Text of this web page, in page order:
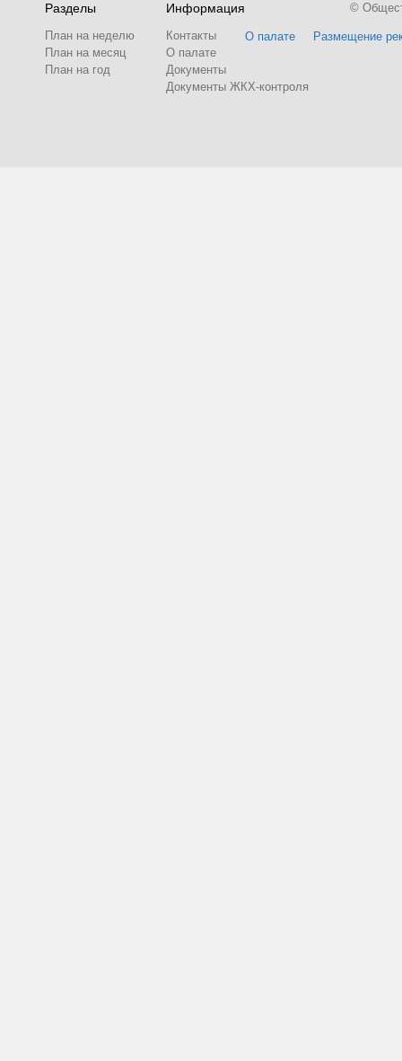
Разделы
План на неделю
План на месяц
План на год
Информация
Контакты
О палате
Документы
Документы ЖКХ-контроля
О палате Размещение
©